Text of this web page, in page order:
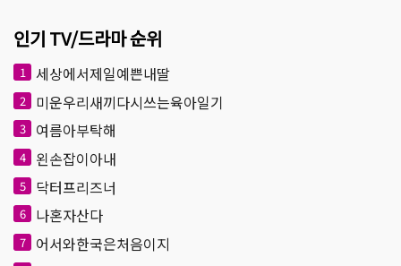
인기 TV/드라마 순위
1 세상에서제일예쁜내딸
2 미운우리새끼다시쓰는육아일기
3 여름아부탁해
4 왼손잡이아내
5 닥터프리즈너
6 나혼자산다
7 어서와한국은처음이지